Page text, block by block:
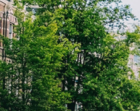
2026. Bij binnenkomst word je
verwelkomd in een ruime
woonkamer met open keuken,
samen goed voor 44 m² aan
leefruimte. De lichte woonkamer
biedt genoeg ruimte voor een
gezellige zithoek én een stijlvolle
eethoek. De keuken is van alle
gemakken voorzien, perfect voor het